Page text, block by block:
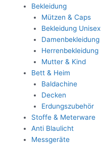
Bekleidung
Mützen & Caps
Bekleidung Unisex
Damenbekleidung
Herrenbekleidung
Mutter & Kind
Bett & Heim
Baldachine
Decken
Erdungszubehör
Stoffe & Meterware
Anti Blaulicht
Messgeräte